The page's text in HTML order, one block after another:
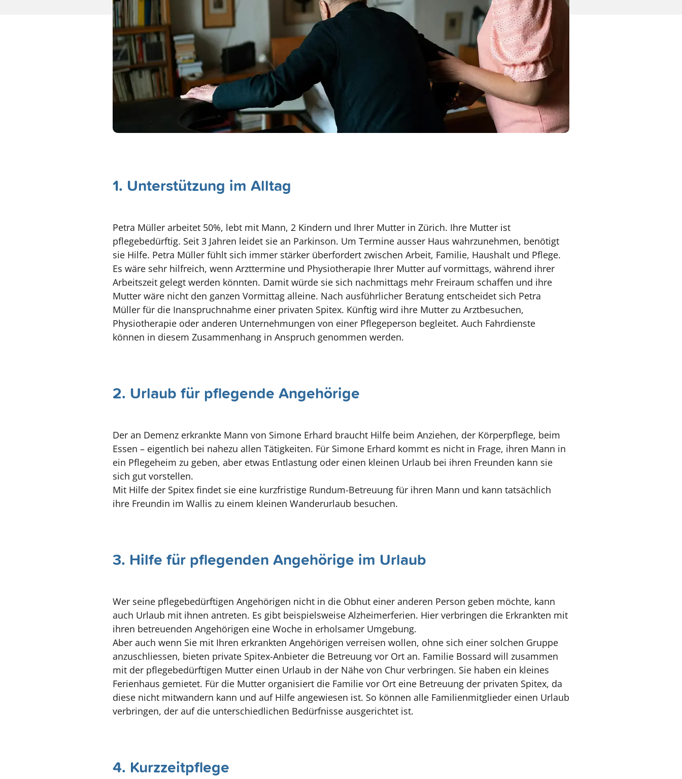
1. Unterstützung im Alltag
Petra Müller arbeitet 50%, lebt mit Mann, 2 Kindern und Ihrer Mutter in Zürich. Ihre Mutter ist
pflegebedürftig. Seit 3 Jahren leidet sie an Parkinson. Um Termine ausser Haus wahrzunehmen, benötigt
sie Hilfe. Petra Müller fühlt sich immer stärker überfordert zwischen Arbeit, Familie, Haushalt und Pflege.
Es wäre sehr hilfreich, wenn Arzttermine und Physiotherapie Ihrer Mutter auf vormittags, während ihrer
Arbeitszeit gelegt werden könnten. Damit würde sie sich nachmittags mehr Freiraum schaffen und ihre
Mutter wäre nicht den ganzen Vormittag alleine. Nach ausführlicher Beratung entscheidet sich Petra
Müller für die Inanspruchnahme einer privaten Spitex. Künftig wird ihre Mutter zu Arztbesuchen,
Physiotherapie oder anderen Unternehmungen von einer Pflegeperson begleitet. Auch Fahrdienste
können in diesem Zusammenhang in Anspruch genommen werden.
2. Urlaub für pflegende Angehörige
Der an Demenz erkrankte Mann von Simone Erhard braucht Hilfe beim Anziehen, der Körperpflege, beim
Essen – eigentlich bei nahezu allen Tätigkeiten. Für Simone Erhard kommt es nicht in Frage, ihren Mann in
ein Pflegeheim zu geben, aber etwas Entlastung oder einen kleinen Urlaub bei ihren Freunden kann sie
sich gut vorstellen.
Mit Hilfe der Spitex findet sie eine kurzfristige Rundum-Betreuung für ihren Mann und kann tatsächlich
ihre Freundin im Wallis zu einem kleinen Wanderurlaub besuchen.
3. Hilfe für pflegenden Angehörige im Urlaub
Wer seine pflegebedürftigen Angehörigen nicht in die Obhut einer anderen Person geben möchte, kann
auch Urlaub mit ihnen antreten. Es gibt beispielsweise Alzheimerferien. Hier verbringen die Erkrankten mit
ihren betreuenden Angehörigen eine Woche in erholsamer Umgebung.
Aber auch wenn Sie mit Ihren erkrankten Angehörigen verreisen wollen, ohne sich einer solchen Gruppe
anzuschliessen, bieten private Spitex-Anbieter die Betreuung vor Ort an. Familie Bossard will zusammen
mit der pflegebedürftigen Mutter einen Urlaub in der Nähe von Chur verbringen. Sie haben ein kleines
Ferienhaus gemietet. Für die Mutter organisiert die Familie vor Ort eine Betreuung der privaten Spitex, da
diese nicht mitwandern kann und auf Hilfe angewiesen ist. So können alle Familienmitglieder einen Urlaub
verbringen, der auf die unterschiedlichen Bedürfnisse ausgerichtet ist.
4. Kurzzeitpflege